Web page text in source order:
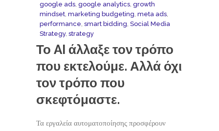
google ads, google analytics, growth
mindset, marketing budgeting, meta ads,
performance, smart bidding, Social Media
Strategy, strategy
Το AI άλλαξε τον τρόπο
που εκτελούμε. Αλλά όχι
τον τρόπο που
σκεφτόμαστε.
Τα εργαλεία αυτοματοποίησης προσφέρουν